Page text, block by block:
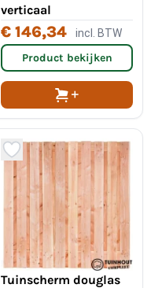
verticaal
€ 146,34 incl. BTW
Product bekijken
Tuinscherm douglas